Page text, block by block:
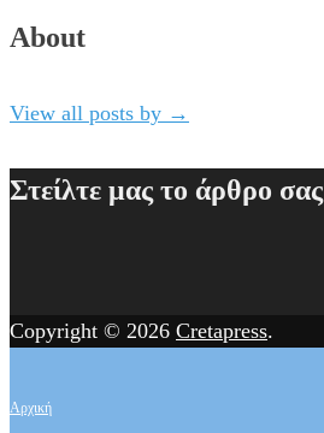
About
View all posts by →
Στείλτε μας το άρθρο σας
Copyright © 2026 Cretapress.
Αρχική